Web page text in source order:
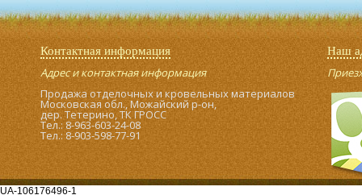
Контактная информация
Адрес и контактная информация
Продажа отделочных и кровельных материалов
Московская обл., Можайский р-он,
дер. Тетерино, ТК ГРОСС
Тел.: 8-963-603-24-08
Тел.: 8-903-598-77-91
Наш
UA-106176496-1